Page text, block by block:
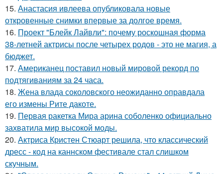
15. Анастасия ивлеева опубликовала новые
откровенные снимки впервые за долгое время.
16. Проект "Блейк Лайвли": почему роскошная форма
38-летней актрисы после четырех родов - это не магия, а
бюджет.
17. Американец поставил новый мировой рекорд по
подтягиваниям за 24 часа.
18. Жена влада соколовского неожиданно оправдала
его измены Рите дакоте.
19. Первая ракетка Мира арина соболенко официально
захватила мир высокой моды.
20. Актриса Кристен Стюарт решила, что классический
дресс - код на каннском фестивале стал слишком
скучным.